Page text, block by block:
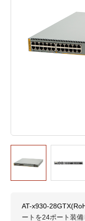
AT-x930-
ートを24ポート装